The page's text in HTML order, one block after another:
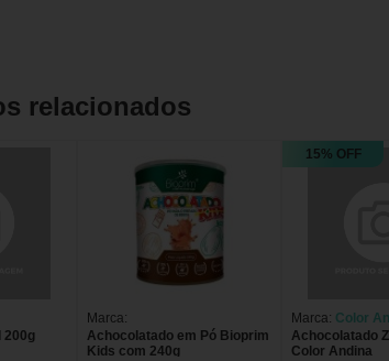
relacionados
200g
Marca:
Achocolatado em Pó Bioprim
Kids com 240g
15% OFF
Marca: Color
Achocolatado
Color Andina